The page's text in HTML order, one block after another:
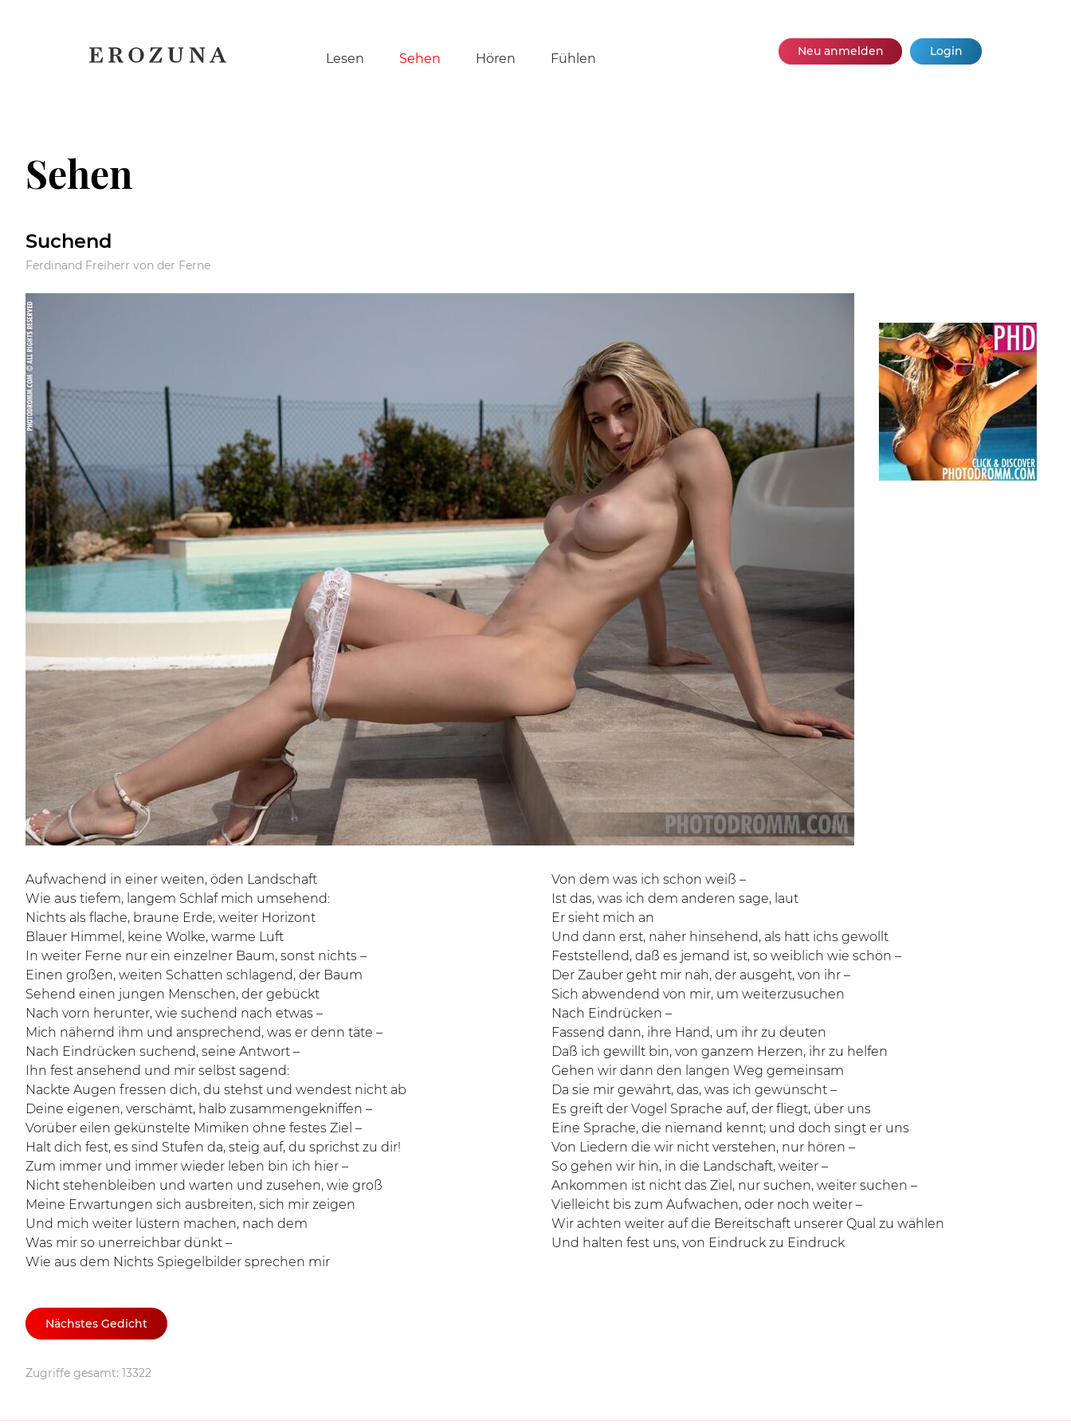
Navigation
Lesen Sehen Hören Fühlen Neu anmelden Login
Sehen
Suchend
Ferdinand Freiherr von der Ferne
Aufwachend in einer weiten, öden Landschaft
Wie aus tiefem, langem Schlaf mich umsehend:
Nichts als flache, braune Erde, weiter Horizont
Blauer Himmel, keine Wolke, warme Luft
In weiter Ferne nur ein einzelner Baum, sonst nichts –
Einen großen, weiten Schatten schlagend, der Baum
Sehend einen jungen Menschen, der gebückt
Nach vorn herunter, wie suchend nach etwas –
Mich nähernd ihm und ansprechend, was er denn täte –
Nach Eindrücken suchend, seine Antwort –
Ihn fest ansehend und mir selbst sagend:
Nackte Augen fressen dich, du stehst und wendest nicht ab
Deine eigenen, verschämt, halb zusammengekniffen –
Vorüber eilen gekünstelte Mimiken ohne festes Ziel –
Halt dich fest, es sind Stufen da, steig auf, du sprichst zu dir!
Zum immer und immer wieder leben bin ich hier –
Nicht stehenbleiben und warten und zusehen, wie groß
Meine Erwartungen sich ausbreiten, sich mir zeigen
Und mich weiter lüstern machen, nach dem
Was mir so unerreichbar dünkt –
Wie aus dem Nichts Spiegelbilder sprechen mir
Von dem was ich schon weiß –
Ist das, was ich dem anderen sage, laut
Er sieht mich an
Und dann erst, näher hinsehend, als hätt ichs gewollt
Feststellend, daß es jemand ist, so weiblich wie schön –
Der Zauber geht mir nah, der ausgeht, von ihr –
Sich abwendend von mir, um weiterzusuchen
Nach Eindrücken –
Fassend dann, ihre Hand, um ihr zu deuten
Daß ich gewillt bin, von ganzem Herzen, ihr zu helfen
Gehen wir dann den langen Weg gemeinsam
Da sie mir gewährt, das, was ich gewünscht –
Es greift der Vogel Sprache auf, der fliegt, über uns
Eine Sprache, die niemand kennt; und doch singt er uns
Von Liedern die wir nicht verstehen, nur hören –
So gehen wir hin, in die Landschaft, weiter –
Ankommen ist nicht das Ziel, nur suchen, weiter suchen –
Vielleicht bis zum Aufwachen, oder noch weiter –
Wir achten weiter auf die Bereitschaft unserer Qual zu wählen
Und halten fest uns, von Eindruck zu Eindruck
Nächstes Gedicht
Zugriffe gesamt: 13322